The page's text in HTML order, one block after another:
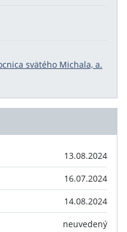
svätého Michala, a.
13.08.2024
16.07.2024
14.08.2024
neuvedený